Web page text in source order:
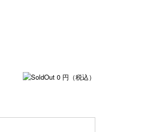
0 円（税込）